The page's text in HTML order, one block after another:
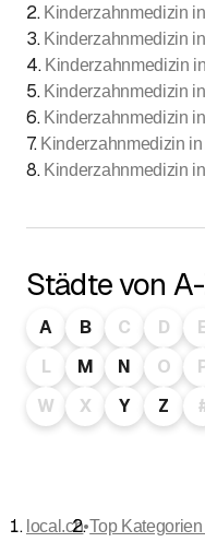
2. Kinderzahnmedizin
3. Kinderzahnmedizin
4. Kinderzahnmedizin
5. Kinderzahnmedizin
6. Kinderzahnmedizin
7. Kinderzahnmedizin in
8. Kinderzahnmedizin
Städte von
A B C D
L
M N O
W
X Y Z
local.ch•Top